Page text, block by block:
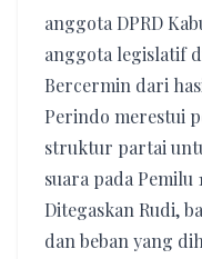
anggota DPRD
anggota legislatif
Bercermin dari
Perindo merestui
struktur partai
suara pada Pemilu
Ditegaskan Rudi,
dan beban yang